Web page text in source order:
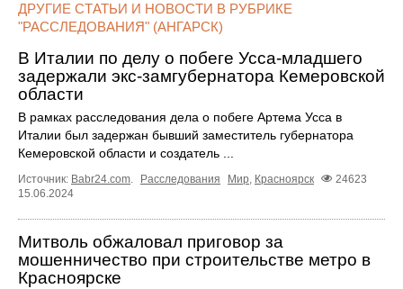
ДРУГИЕ СТАТЬИ И НОВОСТИ В РУБРИКЕ
"РАССЛЕДОВАНИЯ" (АНГАРСК)
В Италии по делу о побеге Усса-младшего
задержали экс-замгубернатора Кемеровской
области
В рамках расследования дела о побеге Артема Усса в
Италии был задержан бывший заместитель губернатора
Кемеровской области и создатель ...
Источник: Babr24.com. Расследования Мир, Красноярск
24623
15.06.2024
Митволь обжаловал приговор за
мошенничество при строительстве метро в
Красноярске